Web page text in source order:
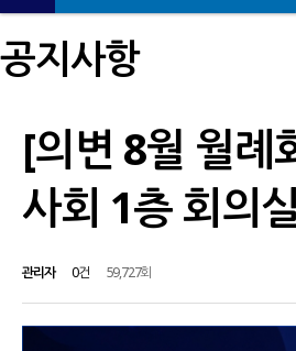
공지사항
[의변 8월 월례
사회 1층 회의
관리자 0건 59,727회